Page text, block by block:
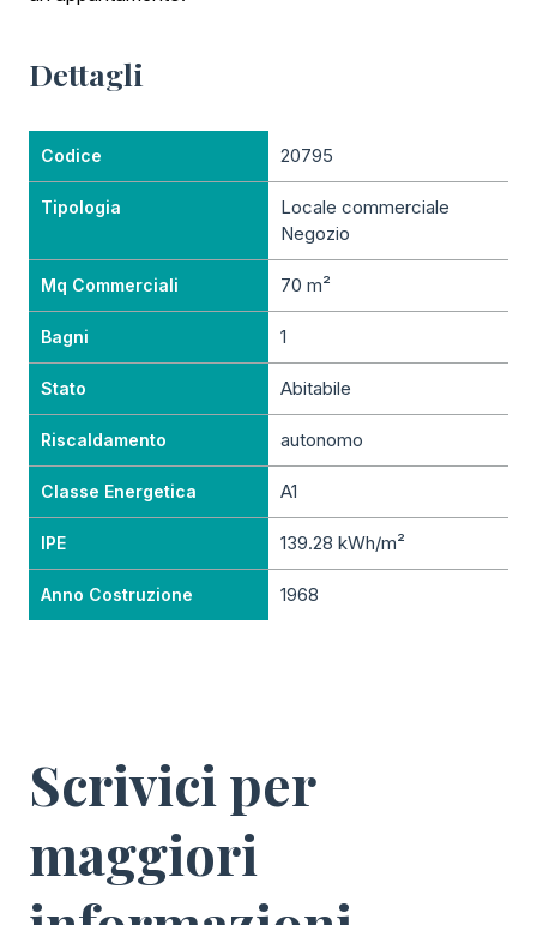
Dettagli
Codice 20795
Tipologia
Locale commerciale
Negozio
Mq Commerciali 70 m²
Bagni 1
Stato Abitabile
Riscaldamento autonomo
Classe Energetica A1
IPE 139.28 kWh/m²
Anno Costruzione 1968
Scrivici per
maggiori